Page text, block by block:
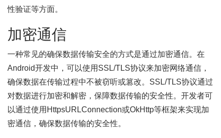
性验证等方面。
加密通信
一种常见的确保数据传输安全的方式是通过加密通信。在
Android开发中，可以使用SSL/TLS协议来加密网络通信，
确保数据在传输过程中不被窃听或篡改。SSL/TLS协议通过
对数据进行加密和解密，保障数据传输的安全性。开发者可
以通过使用HttpsURLConnection或OkHttp等框架来实现加
密通信，确保数据传输的安全性。